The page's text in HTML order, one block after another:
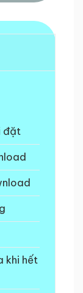
đặt
khi hết